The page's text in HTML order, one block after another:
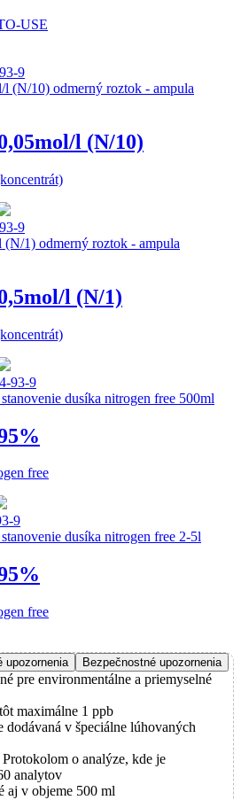
USE
9
l (N/10)
9
l (N/1)
93-9
free
9
free
upozornenia Bezpečnostné upozornenia
pre environmentálne a priemyselné
maximálne 1 ppb
dodávaná v špeciálne lúhovaných
o analýze, kde je
analytov
aj v objeme 500 ml